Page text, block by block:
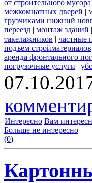
от строительного мусора
межкомнатных дверей |
грузчиками нижний
переезд | монтаж зданий |
такелажников | частные
подъем стройматериалов
аренда фронтального
погрузочные услуги |
Интересно Вам
Больше не интересно
(0)